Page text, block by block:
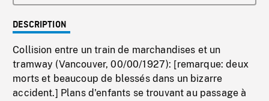
DESCRIPTION
Collision entre un train de marchandises et un
tramway (Vancouver, 00/00/1927): [remarque: deux
morts et beaucoup de blessés dans un bizarre
accident.] Plans d'enfants se trouvant au passage à